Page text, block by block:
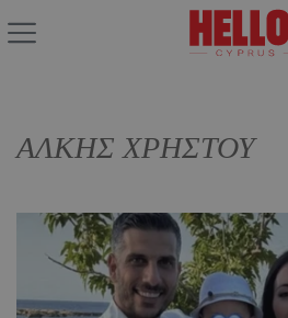
ΑΛΚΗΣ ΧΡΗΣΤΟΥ